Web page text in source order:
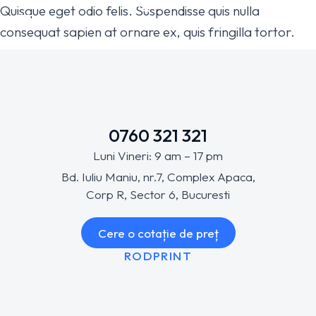
Quisque eget odio felis. Suspendisse quis nulla
consequat sapien at ornare ex, quis fringilla tortor.
0760 321 321
Luni Vineri: 9 am – 17 pm
Bd. Iuliu Maniu, nr.7, Complex Apaca,
Corp R, Sector 6, Bucuresti
Cere o cotație de preț
RODPRINT